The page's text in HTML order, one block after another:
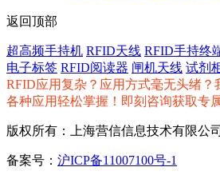
返回顶部
超高频手持机 RFID天线 RFID手持终
电子标签 RFID阅读器 闸机天线 试剂
RFID应用复杂？应用方式毫无头绪？
各种应用轻松掌握！即刻咨询获取专
版权所有：上海营信信息技术有限公司
备案号： 沪ICP备11007100号-1